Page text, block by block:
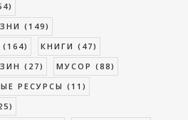
(149)
(164) КНИГИ (47)
(27) МУСОР (88)
РЕСУРСЫ (11)